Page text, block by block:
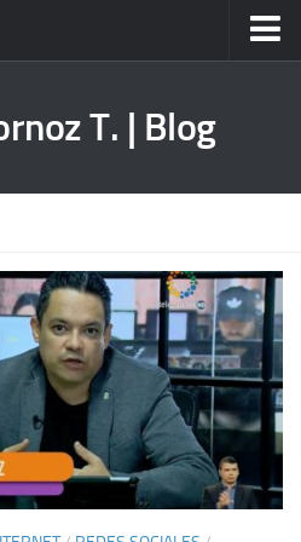
T. | Blog